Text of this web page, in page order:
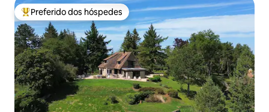
Entre os melhores preferidos dos hóspedes
Preferido dos hóspedes